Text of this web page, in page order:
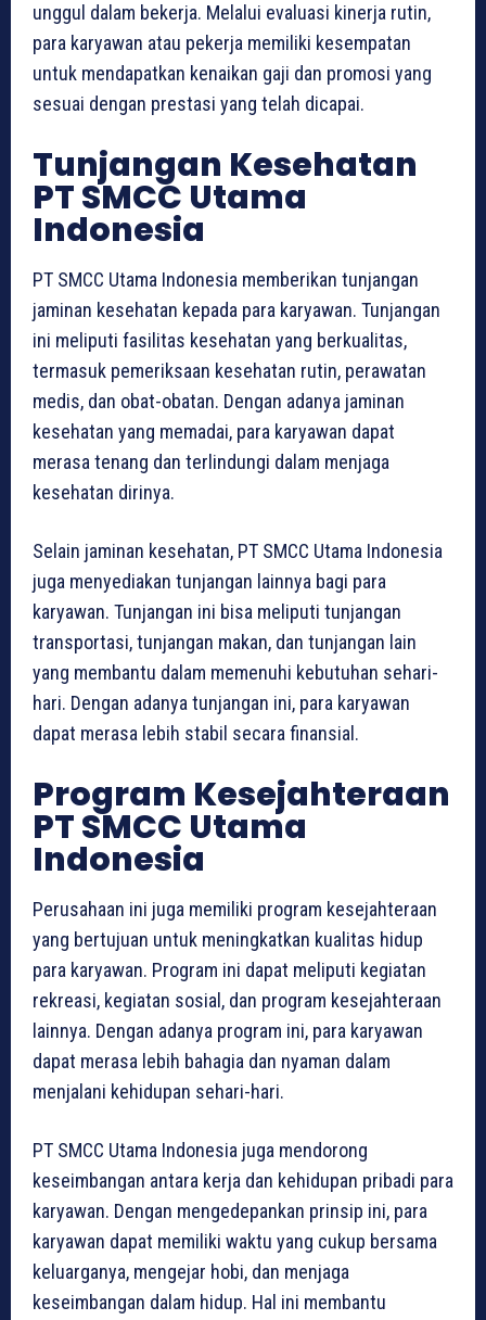
unggul dalam bekerja. Melalui evaluasi kinerja rutin,
para karyawan atau pekerja memiliki kesempatan
untuk mendapatkan kenaikan gaji dan promosi yang
sesuai dengan prestasi yang telah dicapai.
Tunjangan Kesehatan
PT SMCC Utama
Indonesia
PT SMCC Utama Indonesia memberikan tunjangan
jaminan kesehatan kepada para karyawan. Tunjangan
ini meliputi fasilitas kesehatan yang berkualitas,
termasuk pemeriksaan kesehatan rutin, perawatan
medis, dan obat-obatan. Dengan adanya jaminan
kesehatan yang memadai, para karyawan dapat
merasa tenang dan terlindungi dalam menjaga
kesehatan dirinya.
Selain jaminan kesehatan, PT SMCC Utama Indonesia
juga menyediakan tunjangan lainnya bagi para
karyawan. Tunjangan ini bisa meliputi tunjangan
transportasi, tunjangan makan, dan tunjangan lain
yang membantu dalam memenuhi kebutuhan sehari-
hari. Dengan adanya tunjangan ini, para karyawan
dapat merasa lebih stabil secara finansial.
Program Kesejahteraan
PT SMCC Utama
Indonesia
Perusahaan ini juga memiliki program kesejahteraan
yang bertujuan untuk meningkatkan kualitas hidup
para karyawan. Program ini dapat meliputi kegiatan
rekreasi, kegiatan sosial, dan program kesejahteraan
lainnya. Dengan adanya program ini, para karyawan
dapat merasa lebih bahagia dan nyaman dalam
menjalani kehidupan sehari-hari.
PT SMCC Utama Indonesia juga mendorong
keseimbangan antara kerja dan kehidupan pribadi para
karyawan. Dengan mengedepankan prinsip ini, para
karyawan dapat memiliki waktu yang cukup bersama
keluarganya, mengejar hobi, dan menjaga
keseimbangan dalam hidup. Hal ini membantu